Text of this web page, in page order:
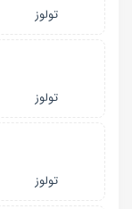
تولوز
تولوز
تولوز